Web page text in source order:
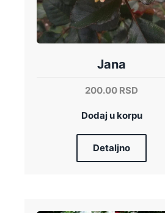
Jana
200.00 RSD
Dodaj u korpu
Detaljno